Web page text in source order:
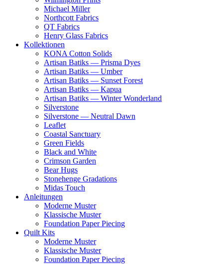
Michael Miller
Northcott Fabrics
QT Fabrics
Henry Glass Fabrics
Kollektionen
KONA Cotton Solids
Artisan Batiks — Prisma Dyes
Artisan Batiks — Umber
Artisan Batiks — Sunset Forest
Artisan Batiks — Kapua
Artisan Batiks — Winter Wonderland
Silverstone
Silverstone — Neutral Dawn
Leaflet
Coastal Sanctuary
Green Fields
Black and White
Crimson Garden
Bear Hugs
Stonehenge Gradations
Midas Touch
Anleitungen
Moderne Muster
Klassische Muster
Foundation Paper Piecing
Quilt Kits
Moderne Muster
Klassische Muster
Foundation Paper Piecing